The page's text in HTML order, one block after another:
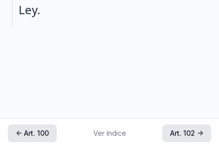
Ley.
← Art. 100 Ver índice Art. 102 →